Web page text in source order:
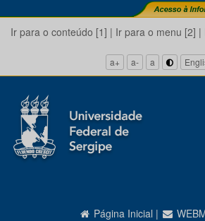
Ir para o conteúdo [1] | Ir para o menu [2] |
a+ a- a
Página Inicial |